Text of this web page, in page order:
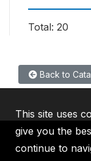
Total: 20
Back to
This site uses
give you the
continue to